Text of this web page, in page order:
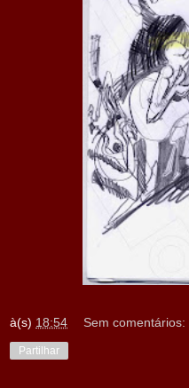
à(s) 18:54 Sem comentários:
Partilhar